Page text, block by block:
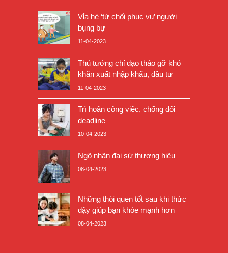
Vỉa hè ‘từ chối phục vụ’ người
bụng bự
11-04-2023
Thủ tướng chỉ đạo tháo gỡ khó
khăn xuất nhập khẩu, đầu tư
11-04-2023
Trì hoãn công việc, chống đối
deadline
10-04-2023
Ngộ nhận đại sứ thương hiệu
08-04-2023
Những thói quen tốt sau khi thức
dậy giúp bạn khỏe mạnh hơn
08-04-2023